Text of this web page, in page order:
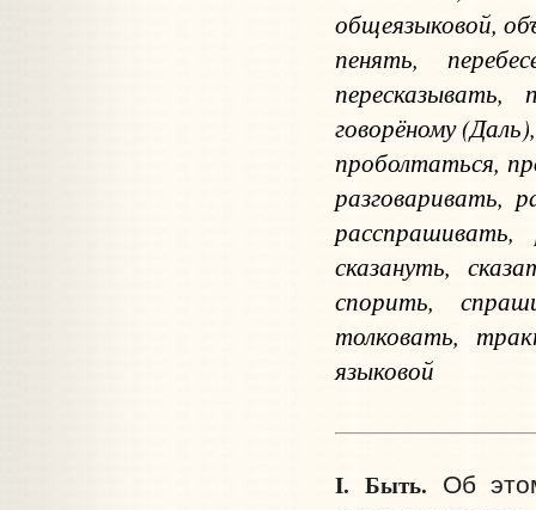
общеязыковой,
пенять,
говорёному
проболтаться,
разговаривать,
сказануть,
спорить,
толковать,
языковой
I. Быть. Об